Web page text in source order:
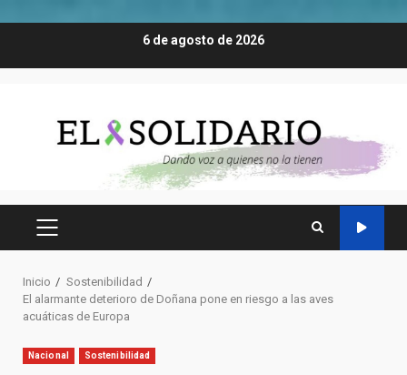
6 de agosto de 2026
MENÚ
Inicio
Sostenibilidad
El alarmante deterioro de Doñana pone en riesgo a las aves
acuáticas de Europa
Nacional Sostenibilidad